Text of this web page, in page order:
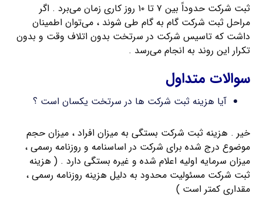
ثبت شرکت حدوداً بین ۷ تا ۱۰ روز کاری زمان می‌برد . اگر
مراحل ثبت شرکت گام به گام طی شوند ، می‌توان اطمینان
داشت که تاسیس شرکت در سرتخت بدون اتلاف وقت و بدون
تکرار این روند به انجام می‌رسد .
سوالات متداول
آیا هزینه ثبت شرکت ها در سرتخت یکسان است ؟
خیر . هزینه ثبت شرکت بستگی به میزان افراد ، میزان حجم
موضوع درج شده برای شرکت در اساسنامه و روزنامه رسمی ،
میزان سرمایه اولیه اعلام شده و غیره بستگی دارد . ( هزینه
ثبت شرکت مسئولیت محدود به دلیل هزینه روزنامه رسمی ،
مقداری کمتر است )